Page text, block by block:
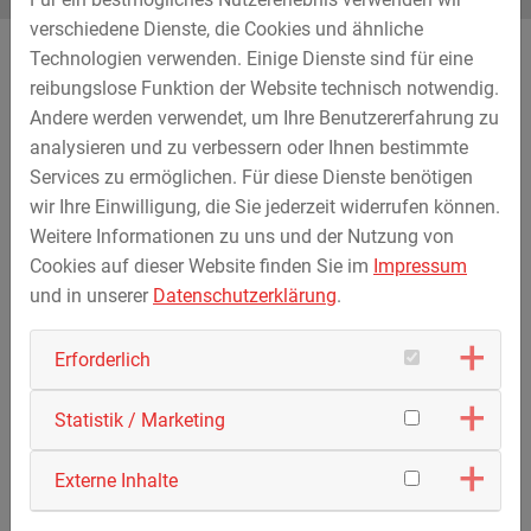
Welche Vorteile bietet das
Pflichtpraktikum/Praxissemester bei STREICHER?
Wegegeld Attraktive Vergütung
Keine Bewerbungsfristen
verschiedene Dienste, die Cookies und ähnliche
Technologien verwenden. Einige Dienste sind für eine
reibungslose Funktion der Website technisch notwendig.
Andere werden verwendet, um Ihre Benutzererfahrung zu
analysieren und zu verbessern oder Ihnen bestimmte
Services zu ermöglichen. Für diese Dienste benötigen
wir Ihre Einwilligung, die Sie jederzeit widerrufen können.
Weitere Informationen zu uns und der Nutzung von
Cookies auf dieser Website finden Sie im Impressum
und in unserer Datenschutzerklärung.
Erforderlich
Statistik / Marketing
Externe Inhalte